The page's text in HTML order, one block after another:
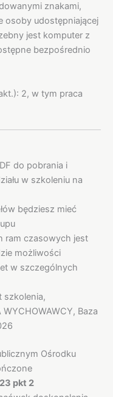
znakami,
osoby udostępniającej
jest komputer z
bezpośrednio
2, w tym praca
do pobrania i
w szkoleniu na
będziesz mieć
ram czasowych jest
możliwości
w szczególnych
szkolenia,
Baza
Ośrodku
pkt 2